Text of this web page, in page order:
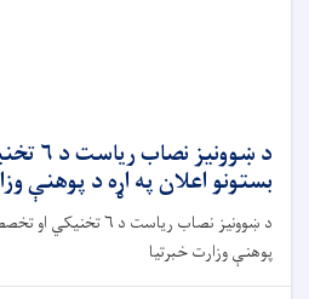
د
بستونو اعلان په اړه د پوهنې
د ښوونیز نصاب ریاست د
پوهنې وزارت خبرتیا